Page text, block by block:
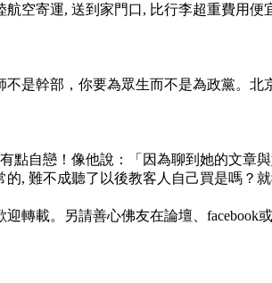
航空寄運, 送到家門口, 比行李超重費用便
是幹部，你要為眾生而不是為政黨。
點自戀！像他說：「因為聊到她的文章
, 難不成聽了以後教客人自己買是嗎？
轉載。另請善心佛友在論壇、facebook